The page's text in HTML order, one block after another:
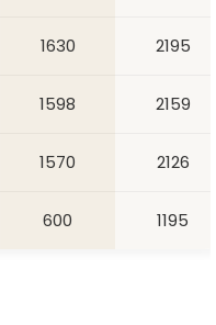
1630 2195
1598 2159
1570 2126
600 1195